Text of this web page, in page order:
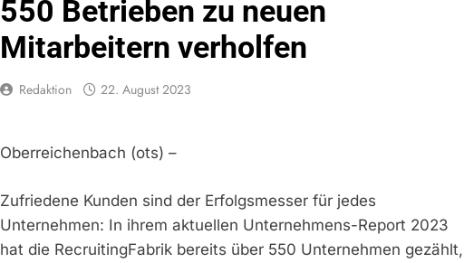
550 Betrieben zu neuen
Mitarbeitern verholfen
Redaktion 22. August 2023
Oberreichenbach (ots) –
Zufriedene Kunden sind der Erfolgsmesser für jedes
Unternehmen: In ihrem aktuellen Unternehmens-Report 2023
hat die RecruitingFabrik bereits über 550 Unternehmen gezählt,